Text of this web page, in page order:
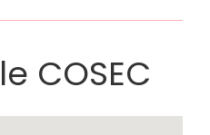
COSEC